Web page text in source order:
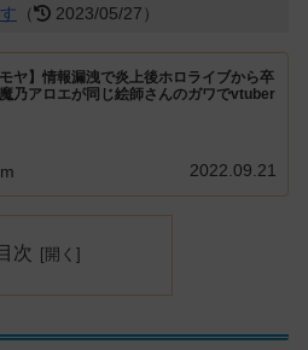
（ 2023/05/27）
モヤ】情報漏洩で炎上後ホロライブから卒
乃アロエが同じ絵師さんのガワでvtuber
2022.09.21
次